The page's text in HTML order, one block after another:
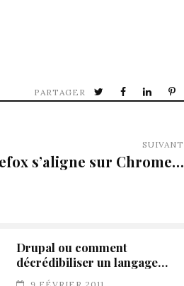
PARTAGER
SUIVANT
s’aligne sur Chrome…
Drupal ou comment
décrédibiliser un langage…